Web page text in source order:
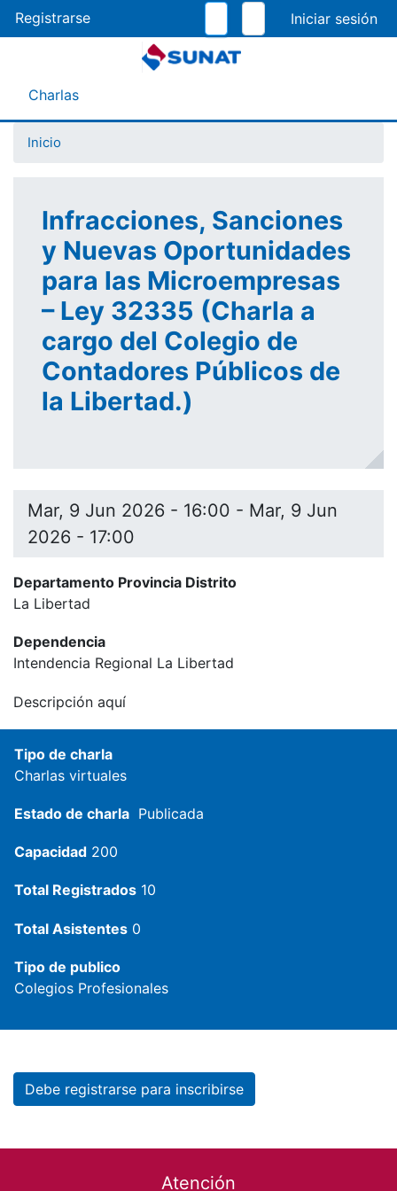
al
contenido
Registrarse
Menú Asistente
Charlas
Inicio
Infracciones, Sanciones
y Nuevas Oportunidades
para las Microempresas
– Ley 32335 (Charla a
cargo del Colegio de
Contadores Públicos de
la Libertad.)
Mar, 9 Jun 2026 - 16:00 - Mar, 9 Jun
2026 - 17:00
Departamento Provincia Distrito
La Libertad
Dependencia
Intendencia Regional La Libertad
Descripción aquí
Tipo de charla
Charlas virtuales
Estado de charla Publicada
Capacidad 200
Total Registrados 10
Total Asistentes 0
Tipo de publico
Colegios Profesionales
Debe registrarse para inscribirse
Atención